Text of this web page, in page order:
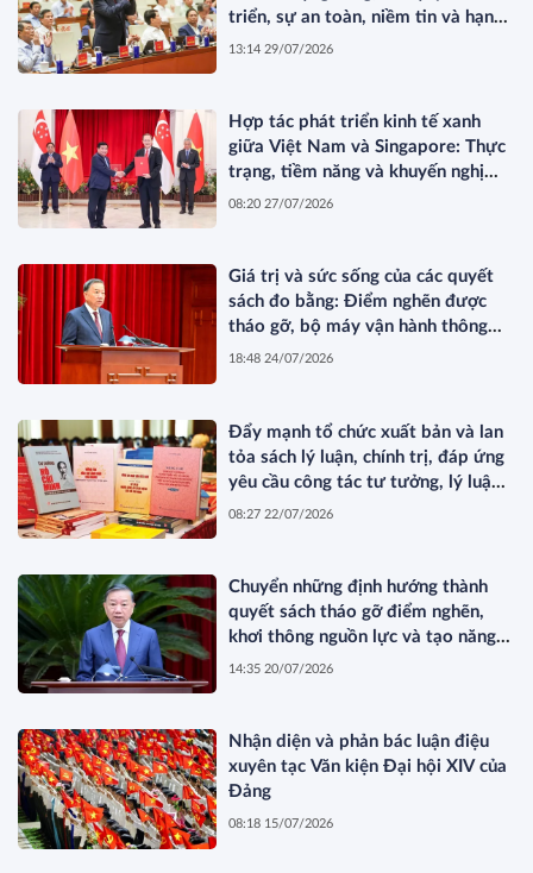
triển, sự an toàn, niềm tin và hạnh
phúc của nhân dân*
13:14 29/07/2026
Hợp tác phát triển kinh tế xanh
giữa Việt Nam và Singapore: Thực
trạng, tiềm năng và khuyến nghị
chính sách
08:20 27/07/2026
Giá trị và sức sống của các quyết
sách đo bằng: Điểm nghẽn được
tháo gỡ, bộ máy vận hành thông
suốt, nguồn lực khơi thông, nhân
18:48 24/07/2026
Đẩy mạnh tổ chức xuất bản và lan
tỏa sách lý luận, chính trị, đáp ứng
yêu cầu công tác tư tưởng, lý luận
trong bối cảnh mới
08:27 22/07/2026
Chuyển những định hướng thành
quyết sách tháo gỡ điểm nghẽn,
khơi thông nguồn lực và tạo năng
lực phát triển mới*
14:35 20/07/2026
Nhận diện và phản bác luận điệu
xuyên tạc Văn kiện Đại hội XIV của
Đảng
08:18 15/07/2026